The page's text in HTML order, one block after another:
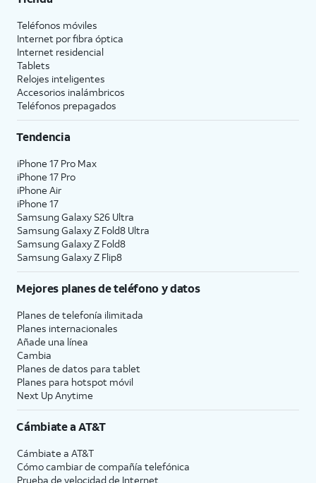
Teléfonos móviles
Internet por fibra óptica
Internet residencial
Tablets
Relojes inteligentes
Accesorios inalámbricos
Teléfonos prepagados
Tendencia
iPhone 17 Pro Max
iPhone 17 Pro
iPhone Air
iPhone 17
Samsung Galaxy S26 Ultra
Samsung Galaxy Z Fold8 Ultra
Samsung Galaxy Z Fold8
Samsung Galaxy Z Flip8
Mejores planes de teléfono y datos
Planes de telefonía ilimitada
Planes internacionales
Añade una línea
Cambia
Planes de datos para tablet
Planes para hotspot móvil
Next Up Anytime
Cámbiate aAT&T
Cámbiate a AT&T
Cómo cambiar de compañía telefónica
Prueba de velocidad de Internet